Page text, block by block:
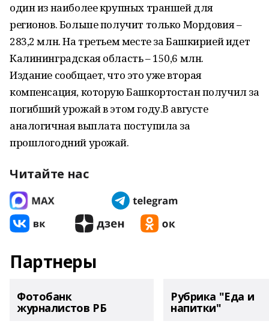
один из наиболее крупных траншей для
регионов. Больше получит только Мордовия –
283,2 млн. На третьем месте за Башкирией идет
Калининградская область – 150,6 млн.
Издание сообщает, что это уже вторая
компенсация, которую Башкортостан получил за
погибший урожай в этом году.В августе
аналогичная выплата поступила за
прошлогодний урожай.
Читайте нас
Партнеры
Фотобанк
журналистов РБ
Рубрика "Еда и
напитки"